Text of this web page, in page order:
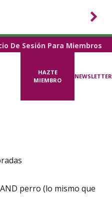
De Sesión Para Miembros
HAZTE
MIEMBRO
NEWSLETTER
perro (lo mismo que